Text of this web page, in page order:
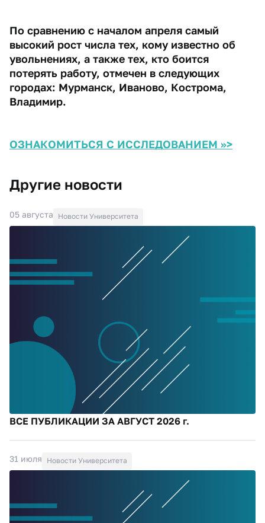
По сравнению с началом апреля самый
высокий рост числа тех, кому известно об
увольнениях, а также тех, кто боится
потерять работу, отмечен в следующих
городах: Мурманск, Иваново, Кострома,
Владимир.
ОЗНАКОМИТЬСЯ С ИССЛЕДОВАНИЕМ >>>
Другие новости
05 августа Новости Университета
ВСЕ ПУБЛИКАЦИИ ЗА АВГУСТ 2026 г.
31 июля Новости Университета